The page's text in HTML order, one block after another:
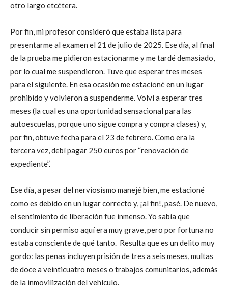
otro largo etcétera.
Por fin, mi profesor consideró que estaba lista para
presentarme al examen el 21 de julio de 2025. Ese día, al final
de la prueba me pidieron estacionarme y me tardé demasiado,
por lo cual me suspendieron. Tuve que esperar tres meses
para el siguiente. En esa ocasión me estacioné en un lugar
prohibido y volvieron a suspenderme. Volví a esperar tres
meses (la cual es una oportunidad sensacional para las
autoescuelas, porque uno sigue compra y compra clases) y,
por fin, obtuve fecha para el 23 de febrero. Como era la
tercera vez, debí pagar 250 euros por “renovación de
expediente”.
Ese día, a pesar del nerviosismo manejé bien, me estacioné
como es debido en un lugar correcto y, ¡al fin!, pasé. De nuevo,
el sentimiento de liberación fue inmenso. Yo sabía que
conducir sin permiso aquí era muy grave, pero por fortuna no
estaba consciente de qué tanto. Resulta que es un delito muy
gordo: las penas incluyen prisión de tres a seis meses, multas
de doce a veinticuatro meses o trabajos comunitarios, además
de la inmovilización del vehículo.